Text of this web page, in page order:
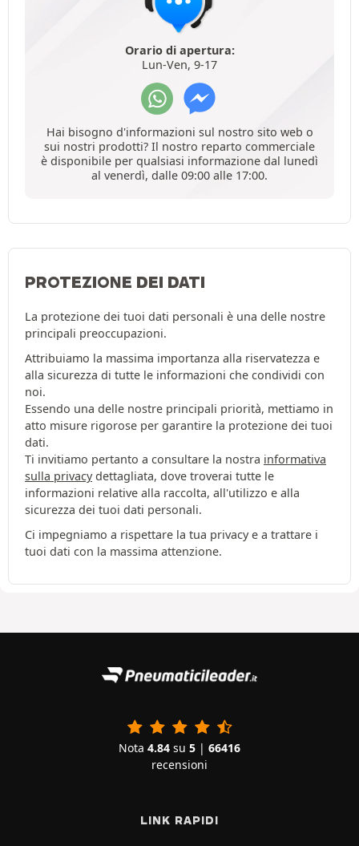
Orario di apertura:
Lun-Ven, 9-17
Hai bisogno d'informazioni sul nostro sito web o
sui nostri prodotti? Il nostro reparto commerciale
è disponibile per qualsiasi informazione dal lunedì
al venerdì, dalle 09:00 alle 17:00.
PROTEZIONE DEI DATI
La protezione dei tuoi dati personali è una delle nostre
principali preoccupazioni.
Attribuiamo la massima importanza alla riservatezza e
alla sicurezza di tutte le informazioni che condividi con
noi.
Essendo una delle nostre principali priorità, mettiamo in
atto misure rigorose per garantire la protezione dei tuoi
dati.
Ti invitiamo pertanto a consultare la nostra informativa
sulla privacydettagliata, dove troverai tutte le
informazioni relative alla raccolta, all'utilizzo e alla
sicurezza dei tuoi dati personali.
Ci impegniamo a rispettare la tua privacy e a trattare i
tuoi dati con la massima attenzione.
Nota 4.84 su 5 | 66416
recensioni
LINK RAPIDI